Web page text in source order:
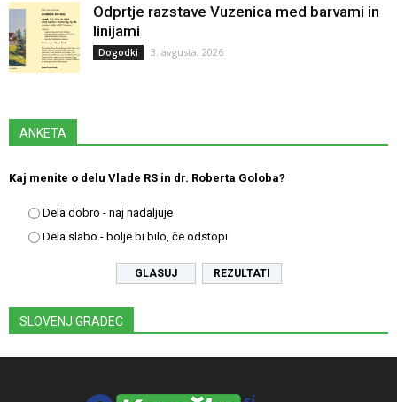
Odprtje razstave Vuzenica med barvami in
linijami
Dogodki 3. avgusta, 2026
ANKETA
Kaj menite o delu Vlade RS in dr. Roberta Goloba?
Dela dobro - naj nadaljuje
Dela slabo - bolje bi bilo, če odstopi
REZULTATI
SLOVENJ GRADEC